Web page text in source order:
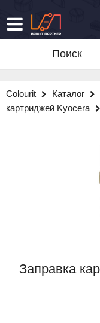
Поиск
Colourit Каталог
картриджей Kyocera
Заправка